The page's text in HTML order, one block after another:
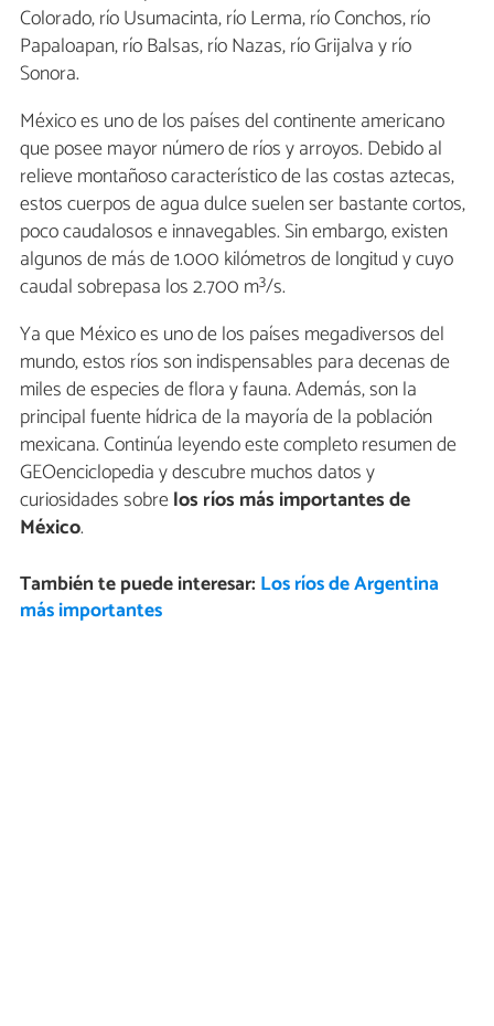
Colorado, río Usumacinta, río Lerma, río Conchos, río
Papaloapan, río Balsas, río Nazas, río Grijalva y río
Sonora.
México es uno de los países del continente americano
que posee mayor número de ríos y arroyos. Debido al
relieve montañoso característico de las costas aztecas,
estos cuerpos de agua dulce suelen ser bastante cortos,
poco caudalosos e innavegables. Sin embargo, existen
algunos de más de 1.000 kilómetros de longitud y cuyo
caudal sobrepasa los 2.700 m³/s.
Ya que México es uno de los países megadiversos del
mundo, estos ríos son indispensables para decenas de
miles de especies de flora y fauna. Además, son la
principal fuente hídrica de la mayoría de la población
mexicana. Continúa leyendo este completo resumen de
GEOenciclopedia y descubre muchos datos y
curiosidades sobrelos ríos más importantes de
México.
También te puede interesar: Los ríos de Argentina
más importantes